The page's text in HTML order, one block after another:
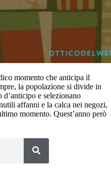
momento che anticipa il
la popolazione si divide in
d’anticipo e selezionano
affanni e la calca nei negozi,
momento. Quest’anno però